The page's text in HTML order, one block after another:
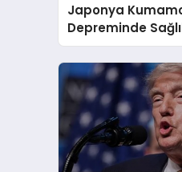
Japonya
Depreminde
Hastayı Koruma